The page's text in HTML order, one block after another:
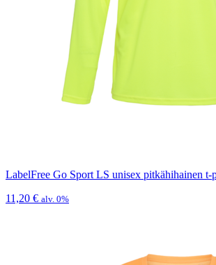
LabelFree Go Sport LS unisex pitkähihainen t-
11,20 € alv. 0%